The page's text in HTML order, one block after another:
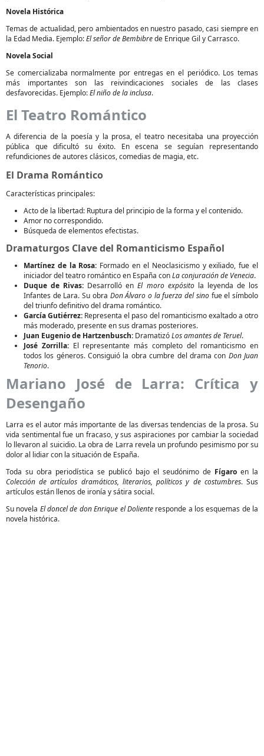
Novela Histórica
Temas de actualidad, pero ambientados en nuestro pasado, casi siempre en
la Edad Media. Ejemplo:El señor de Bembibrede Enrique Gil y Carrasco.
Novela Social
Se comercializaba normalmente por entregas en el periódico. Los temas
más importantes son las reivindicaciones sociales de las clases
desfavorecidas. Ejemplo:El niño de la inclusa.
El Teatro Romántico
A diferencia de la poesía y la prosa, el teatro necesitaba una proyección
pública que dificultó su éxito. En escena se seguían representando
refundiciones de autores clásicos, comedias de magia, etc.
El Drama Romántico
Características principales:
Acto de la libertad: Ruptura del principio de la forma y el contenido.
Amor no correspondido.
Búsqueda de elementos efectistas.
Dramaturgos Clave del Romanticismo Español
Martínez de la Rosa: Formado en el Neoclasicismo y exiliado, fue el
iniciador del teatro romántico en España conLa conjuración de Venecia.
Duque de Rivas: Desarrolló enEl moro expósitola leyenda de los
Infantes de Lara. Su obra Don Álvaro o la fuerza del sinofue el símbolo
del triunfo definitivo del drama romántico.
García Gutiérrez: Representa el paso del romanticismo exaltado a otro
más moderado, presente en sus dramas posteriores.
Juan Eugenio de Hartzenbusch: DramatizóLos amantes de Teruel.
José Zorrilla:El representante más completo del romanticismo en
todos los géneros. Consiguió la obra cumbre del drama con Don Juan
Tenorio.
Mariano José de Larra: Crítica y
Desengaño
Larra es el autor más importante de las diversas tendencias de la prosa. Su
vida sentimental fue un fracaso, y sus aspiraciones por cambiar la sociedad
lo llevaron al suicidio. La obra de Larra revela un profundo pesimismo por su
dolor al lidiar con la situación de España.
Toda su obra periodística se publicó bajo el seudónimo de Fígaro en la
Colección de artículos dramáticos, literarios, políticos y de costumbres. Sus
artículos están llenos de ironía y sátira social.
Su novela El doncel de don Enrique el Dolienteresponde a los esquemas de la
novela histórica.